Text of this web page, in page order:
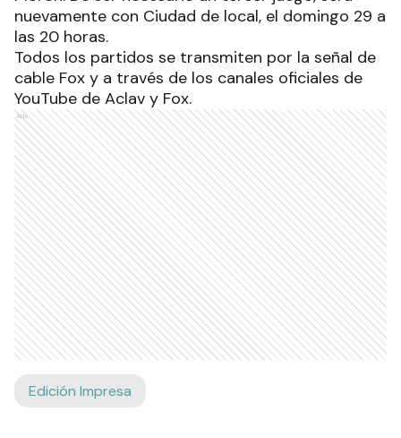
nuevamente con Ciudad de local, el domingo 29 a
las 20 horas.
Todos los partidos se transmiten por la señal de
cable Fox y a través de los canales oficiales de
YouTube de Aclav y Fox.
Ads
Edición Impresa